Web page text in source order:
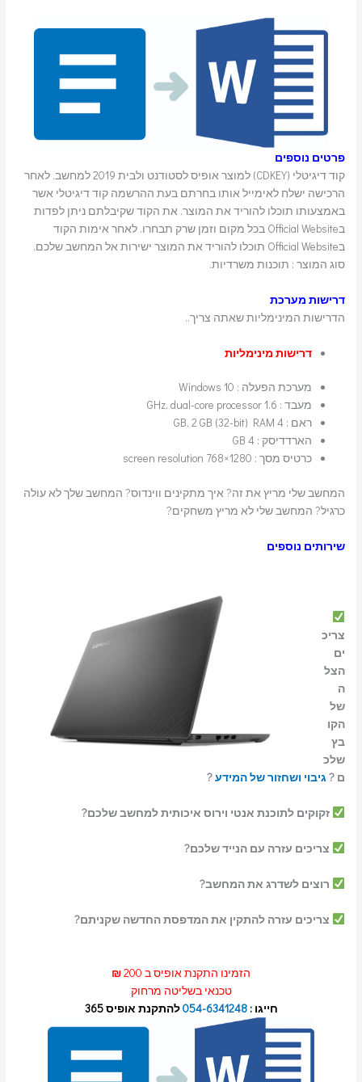
פרטים נוספים
קוד דיגיטלי (CDKEY) למוצר אופיס לסטודנט ולבית 2019 למחשב. לאחר
הרכישה ישלח לאימייל אותו בחרתם בעת ההרשמה קוד דיגיטלי אשר
באמצעותו תוכלו להוריד את המוצר. את הקוד שקיבלתם ניתן לפדות
בOfficial Website בכל מקום וזמן שרק תבחרו. לאחר אימות הקוד
בOfficial Website תוכלו להוריד את המוצר ישירות אל המחשב שלכם.
סוג המוצר : תוכנות משרדיות.
דרישות מערכת
הדרישות המינימליות שאתה צריך..
דרישות מינימליות
מערכת הפעלה : Windows 10
מעבד : 1.6 GHz, dual-core processor
ראם : 4 GB, 2 GB (32-bit) RAM
הארדדיסק : 4 GB
כרטיס מסך : 1280×768 screen resolution
המחשב שלי מריץ את זה? איך מתקינים ווינדוס? המחשב שלך לא עולה
כרגיל? המחשב שלי לא מריץ משחקים?
שירותים נוספים
צריכ
ים
הצל
ה
של
הקו
בץ
שלכ
ם ? גיבוי ושחזור של המידע?
זקוקים לתוכנת אנטי וירוס איכותית למחשב שלכם?
צריכים עזרה עם הנייד שלכם?
רוצים לשדרג את המחשב?
צריכים עזרה להתקין את המדפסת החדשה שקניתם?
הזמינו התקנת אופיס ב 200
₪
טכנאי בשליטה מרחוק
חייגו :054-6341248להתקנת אופיס 365